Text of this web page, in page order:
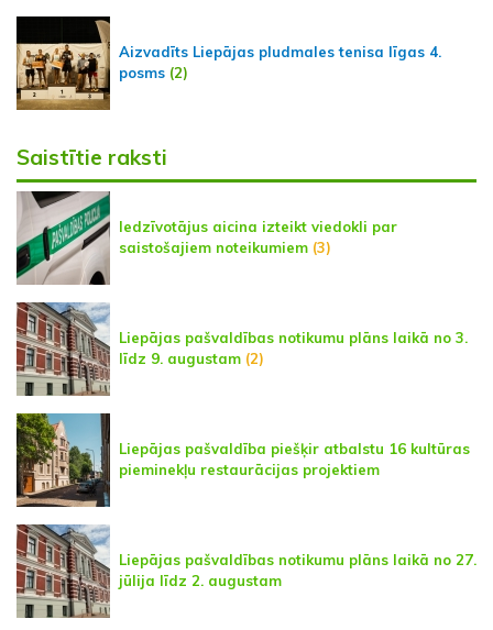
Aizvadīts Liepājas pludmales tenisa līgas 4.
posms (2)
Saistītie raksti
Iedzīvotājus aicina izteikt viedokli par
saistošajiem noteikumiem (3)
Liepājas pašvaldības notikumu plāns laikā no 3.
līdz 9. augustam (2)
Liepājas pašvaldība piešķir atbalstu 16 kultūras
pieminekļu restaurācijas projektiem
Liepājas pašvaldības notikumu plāns laikā no 27.
jūlija līdz 2. augustam